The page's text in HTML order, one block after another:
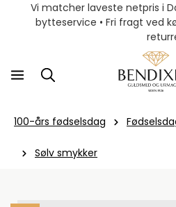
Vi matcher laveste netpris i
bytteservice • Fri fragt ved
100-års fødselsdag
Sølv smykker